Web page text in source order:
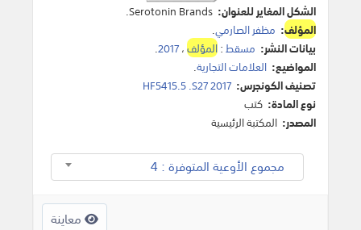
الشكل المغاير للعنوان: Serotonin Brands.
المؤلف: مظفر الصارمي.
بيانات النشر: مسقط:المؤلف،2017
.
المواضيع: العلامات التجارية.
تصنيف الكونجرس: HF5415.5 .S27 2017
نوع المادة: كتب
المصدر: المكتبة الرئيسية
مجموع الأوعية المتوفرة : 4
معاينة